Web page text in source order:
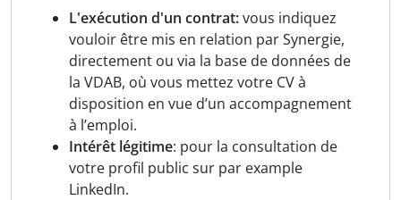
L'exécution d'un contrat:vous indiquez
vouloir être mis en relation par Synergie,
directement ou via la base de données de
la VDAB, où vous mettez votre CV à
disposition en vue d’un accompagnement
à l’emploi.
Intérêt légitime: pour la consultation de
votre profil public sur par example
LinkedIn.